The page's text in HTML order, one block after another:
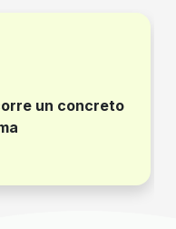
un concreto